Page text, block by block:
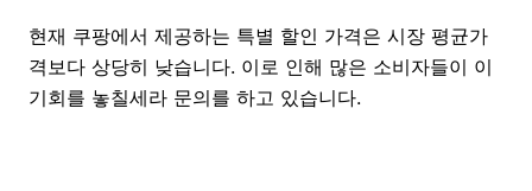
현재 쿠팡에서 제공하는 특별 할인 가격은 시장 평균가
격보다 상당히 낮습니다. 이로 인해 많은 소비자들이 이
기회를 놓칠세라 문의를 하고 있습니다.